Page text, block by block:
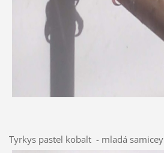
Tyrkys pastel kobalt - mladá samicey